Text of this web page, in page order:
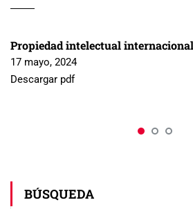
Propiedad intelectual internacional
17 mayo, 2024
Descargar pdf
BÚSQUEDA